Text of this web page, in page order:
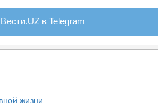
в Telegram
жизни